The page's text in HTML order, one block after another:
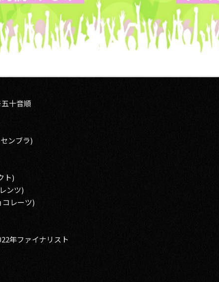
十音順
ンブラ)
ト)
ンツ)
レーツ)
ファイナリスト